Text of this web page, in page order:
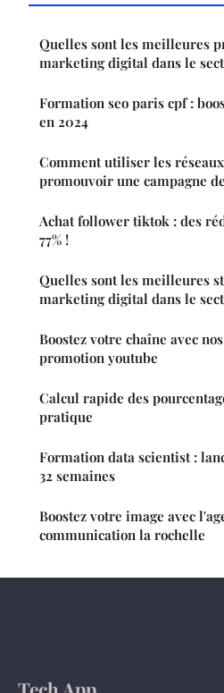
Quelles sont les meilleures
marketing digital dans le
Formation seo paris cpf :
en 2024
Comment utiliser les
promouvoir une campagne
Achat follower tiktok : des
77% !
Quelles sont les meilleures
marketing digital dans le
Boostez votre chaîne avec
promotion youtube
Calcul rapide des
pratique
Formation data scientist :
32 semaines
Boostez votre image avec
communication la rochelle